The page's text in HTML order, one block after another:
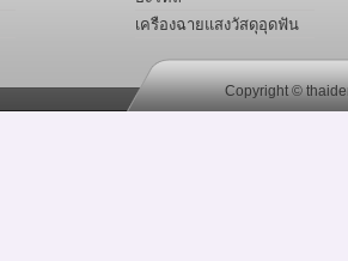
เครืองฉายแสงวัสดุอุดฟัน
Copyright ©